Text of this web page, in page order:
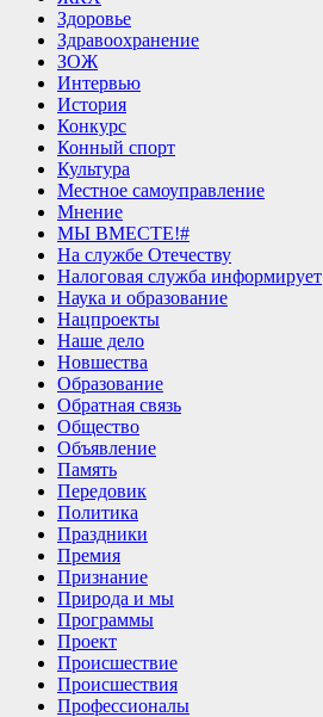
Здоровье
Здравоохранение
ЗОЖ
Интервью
История
Конкурс
Конный спорт
Культура
Местное самоуправление
Мнение
МЫ ВМЕСТЕ!#
На службе Отечеству
Налоговая служба информирует
Наука и образование
Нацпроекты
Наше дело
Новшества
Образование
Обратная связь
Общество
Объявление
Память
Передовик
Политика
Праздники
Премия
Признание
Природа и мы
Программы
Проект
Происшествие
Происшествия
Профессионалы